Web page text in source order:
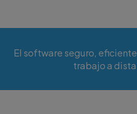
El software seguro,
trabajo a